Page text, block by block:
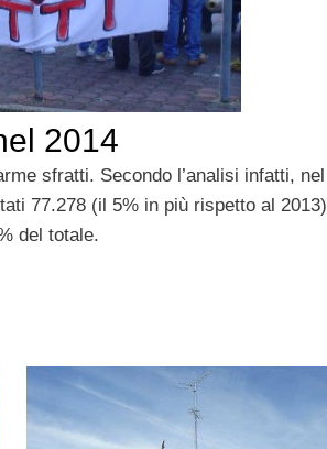
2014
sfratti. Secondo l’analisi infatti, nel
77.278 (il 5% in più rispetto al 2013)
del totale.